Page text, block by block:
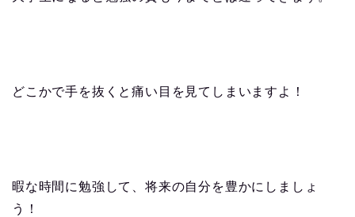
どこかで手を抜くと痛い目を見てしまいますよ！
暇な時間に勉強して、将来の自分を豊かにしましょ
う！